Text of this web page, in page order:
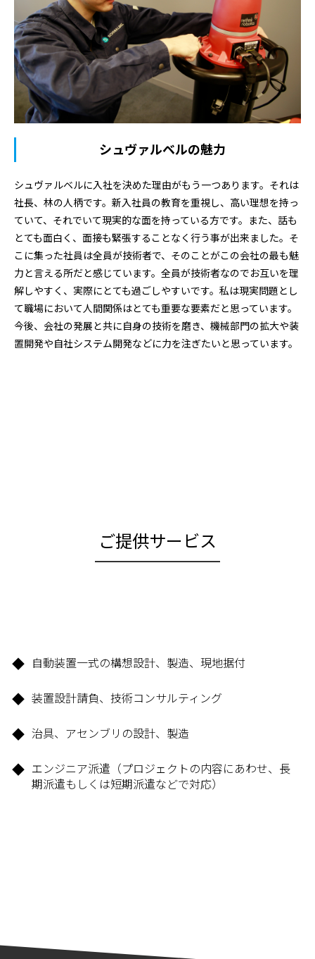
シュヴァルベルの魅力
シュヴァルベルに入社を決めた理由がもう一つあります。それは
社長、林の人柄です。新入社員の教育を重視し、高い理想を持っ
ていて、それでいて現実的な面を持っている方です。また、話も
とても面白く、面接も緊張することなく行う事が出来ました。そ
こに集った社員は全員が技術者で、そのことがこの会社の最も魅
力と言える所だと感じています。全員が技術者なのでお互いを理
解しやすく、実際にとても過ごしやすいです。私は現実問題とし
て職場において人間関係はとても重要な要素だと思っています。
今後、会社の発展と共に自身の技術を磨き、機械部門の拡大や装
置開発や自社システム開発などに力を注ぎたいと思っています。
ご提供サービス
自動装置一式の構想設計、製造、現地据付
装置設計請負、技術コンサルティング
治具、アセンブリの設計、製造
エンジニア派遣（プロジェクトの内容にあわせ、⾧
期派遣もしくは短期派遣などで対応）